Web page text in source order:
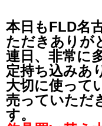
本日もFLD名
ただきありが
連日、非常に
定持ち込みあ
大切に使って
売っていただ
す。